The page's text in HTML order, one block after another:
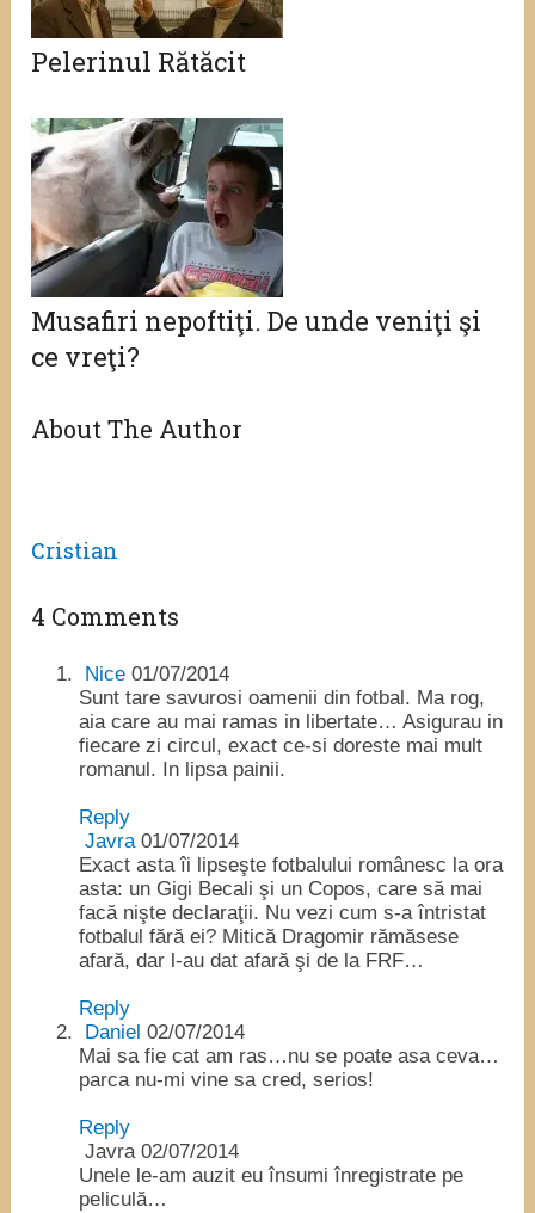
Pelerinul Rătăcit
Musafiri nepoftiţi. De unde veniţi şi
ce vreţi?
About The Author
Cristian
4 Comments
Nice 01/07/2014
Sunt tare savurosi oamenii din fotbal. Ma rog,
aia care au mai ramas in libertate… Asigurau in
fiecare zi circul, exact ce-si doreste mai mult
romanul. In lipsa painii.
Reply
Javra 01/07/2014
Exact asta îi lipseşte fotbalului românesc la ora
asta: un Gigi Becali şi un Copos, care să mai
facă nişte declaraţii. Nu vezi cum s-a întristat
fotbalul fără ei? Mitică Dragomir rămăsese
afară, dar l-au dat afară şi de la FRF…
Reply
Daniel 02/07/2014
Mai sa fie cat am ras…nu se poate asa ceva…
parca nu-mi vine sa cred, serios!
Reply
Javra 02/07/2014
Unele le-am auzit eu însumi înregistrate pe
peliculă…